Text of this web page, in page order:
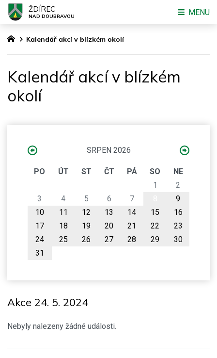
Kalendář akcí v blízkém okolí
Kalendář akcí v blízkém
okolí
SRPEN 2026
PO ÚT ST ČT PÁ SO
NE
1
2
3
4 5 6 7
9
10
11 12 13 14 15
16
17
18 19 20 21 22
23
24
25 26 27 28 29
30
31
Akce 24. 5. 2024
Nebyly nalezeny žádné události.
ŽDÍREC
NAD DOUBRAVOU MENU